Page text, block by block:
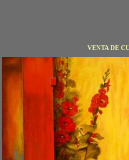
VENTA DE